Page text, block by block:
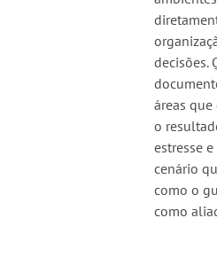
decisões.
áreas
o
estresse
cenário
como o
como